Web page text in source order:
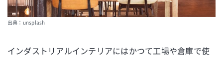
出典：unsplash
インダストリアルインテリアにはかつて工場や倉庫で使